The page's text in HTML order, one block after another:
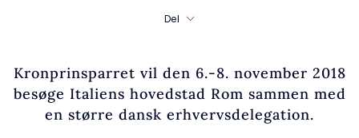
Del
Kronprinsparret vil den 6.-8. november 2018
besøge Italiens hovedstad Rom sammen med
en større dansk erhvervsdelegation.